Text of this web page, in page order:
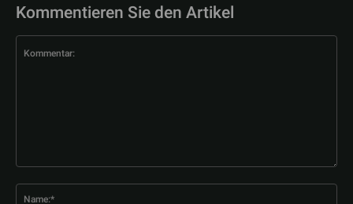
Kommentieren Sie den Artikel